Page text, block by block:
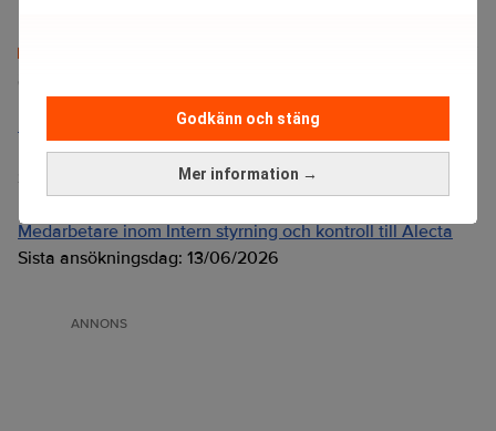
Mer information →
Godkänn och stäng
Senaste lediga jobben
Bolagsjurist till Eltel AB
Placering:Bromma, Stockholm
Sista ansökningsdag:21/08/2026
Medarbetare inom Intern styrning och kontroll till Alecta
Sista ansökningsdag: 13/06/2026
ANNONS